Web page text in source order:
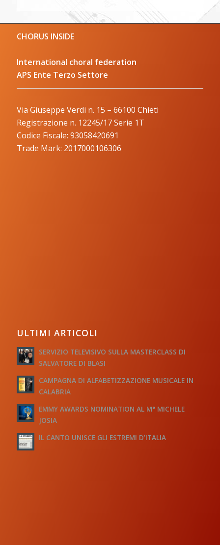
CHORUS INSIDE
International choral federation
APS Ente Terzo Settore
Via Giuseppe Verdi n. 15 – 66100 Chieti
Registrazione n. 12245/17 Serie 1T
Codice Fiscale: 93058420691
Trade Mark: 2017000106306
ULTIMI ARTICOLI
SERVIZIO TELEVISIVO SULLA MASTERCLASS DI
SALVATORE DI BLASI
CAMPAGNA DI ALFABETIZZAZIONE MUSICALE IN
CALABRIA
EMMY AWARDS NOMINATION AL M° MICHELE
JOSIA
IL CANTO UNISCE GLI ESTREMI D’ITALIA